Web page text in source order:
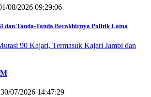
08/2026 09:29:06
dan Tanda-Tanda Berakhirnya Politik Lama
07/2026 14:47:29